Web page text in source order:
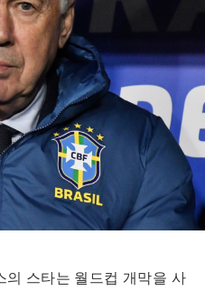
의 스타는 월드컵 개막을 사